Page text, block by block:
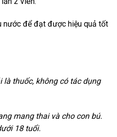
nước để đạt được hiệu quả tốt
là thuốc, không có tác dụng
mang thai và cho con bú.
18 tuổi.